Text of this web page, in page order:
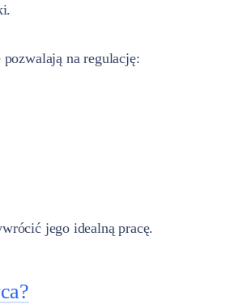
na regulację:
jego idealną pracę.